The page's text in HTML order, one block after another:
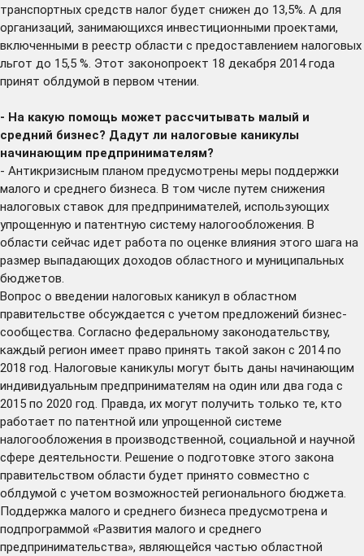
транспортных средств налог будет снижен до 13,5%. А для
организаций, занимающихся инвестиционными проектами,
включенными в реестр области с предоставлением налоговых
льгот до 15,5 %. Этот законопроект 18 декабря 2014 года
принят облдумой в первом чтении.
- На какую помощь может рассчитывать малый и
средний бизнес? Дадут ли налоговые каникулы
начинающим предпринимателям?
- Антикризисным планом предусмотрены меры поддержки
малого и среднего бизнеса. В том числе путем снижения
налоговых ставок для предпринимателей, использующих
упрощенную и патентную систему налогообложения. В
области сейчас идет работа по оценке влияния этого шага на
размер выпадающих доходов областного и муниципальных
бюджетов.
Вопрос о введении налоговых каникул в областном
правительстве обсуждается с учетом предложений бизнес-
сообщества. Согласно федеральному законодательству,
каждый регион имеет право принять такой закон с 2014 по
2018 год. Налоговые каникулы могут быть даны начинающим
индивидуальным предпринимателям на один или два года с
2015 по 2020 год. Правда, их могут получить только те, кто
работает по патентной или упрощенной системе
налогообложения в производственной, социальной и научной
сфере деятельности. Решение о подготовке этого закона
правительством области будет принято совместно с
облдумой с учетом возможностей регионального бюджета.
Поддержка малого и среднего бизнеса предусмотрена и
подпрограммой «Развития малого и среднего
предпринимательства», являющейся частью областной